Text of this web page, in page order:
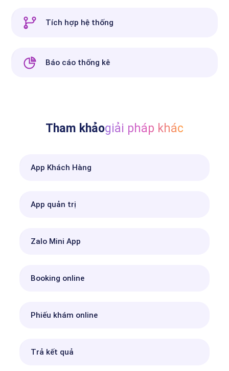
Tích hợp hệ thống
Báo cáo thống kê
Tham khảogiải pháp khác
App Khách Hàng
App quản trị
Zalo Mini App
Booking online
Phiếu khám online
Trả kết quả